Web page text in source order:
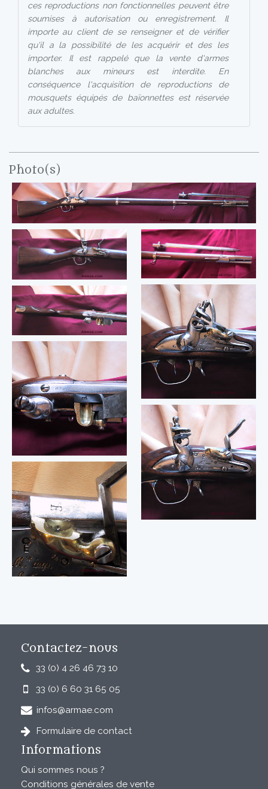
ces reproductions non fonctionnelles peuvent être
soumises à autorisation ou enregistrement. Il
importe au client de se renseigner et de vérifier
qu'il a la possibilité de les acquérir et des les
importer. Il est rappelé que la vente d'armes
blanches aux mineurs est interdite. En
conséquence l'acquisition de reproductions de
mousquets équipés de baïonnettes est réservée
aux adultes.
Photo(s)
Contactez-nous
33 (0) 4 26 46 73 10
33 (0) 6 60 31 65 05
infos@armae.com
Formulaire de contact
Informations
Qui sommes nous ?
Conditions générales de vente